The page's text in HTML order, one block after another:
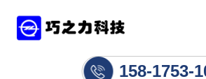
158-1753-